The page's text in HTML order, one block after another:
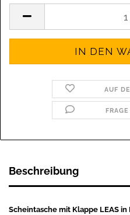
AUF
Beschreibung
Scheintasche mit Klappe LEAS